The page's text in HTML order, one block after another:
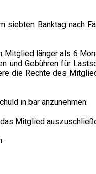
siebten Banktag nach
länger als 6
und Gebühren für
die Rechte des
in bar anzunehmen.
Mitglied